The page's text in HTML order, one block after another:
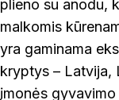
plieno su anodu,
malkomis
yra gaminama
kryptys – Latvija,
įmonės